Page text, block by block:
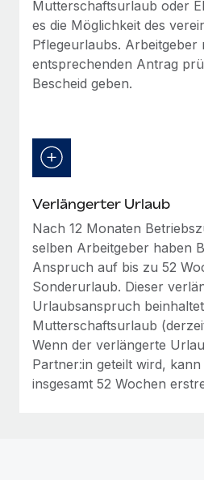
Mutterschaftsurlaub oder
es die Möglichkeit des
Pflegeurlaubs. Arbeitgeber
entsprechenden Antrag
Bescheid geben.
Verlängerter Urlaub
Nach 12 Monaten
selben Arbeitgeber haben
Anspruch auf bis zu 52
Sonderurlaub. Dieser
Urlaubsanspruch
Mutterschaftsurlaub
Wenn der verlängerte
Partner:in geteilt wird,
insgesamt 52 Wochen